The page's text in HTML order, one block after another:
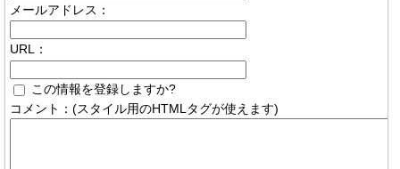
メールアドレス：
URL：
この情報を登録しますか?
コメント：(スタイル用のHTMLタグが使えます)